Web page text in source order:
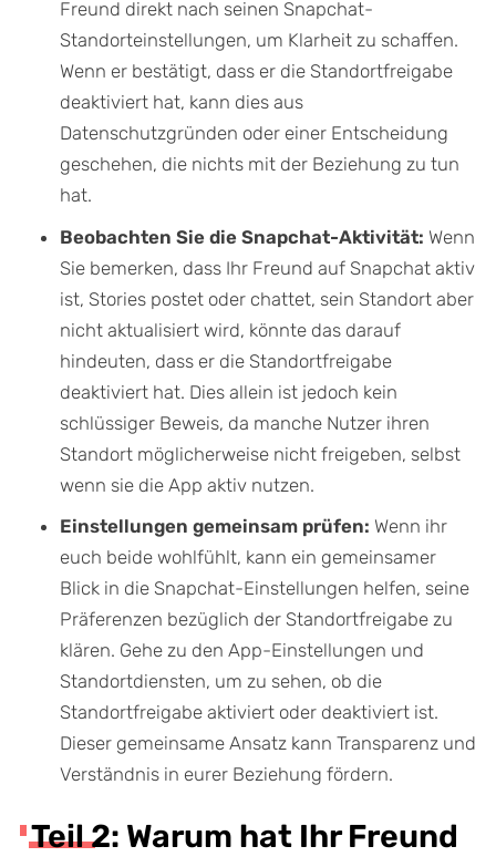
Freund direkt nach seinen Snapchat-
Standorteinstellungen, um Klarheit zu schaffen.
Wenn er bestätigt, dass er die Standortfreigabe
deaktiviert hat, kann dies aus
Datenschutzgründen oder einer Entscheidung
geschehen, die nichts mit der Beziehung zu tun
hat.
Beobachten Sie die Snapchat-Aktivität: Wenn
Sie bemerken, dass Ihr Freund auf Snapchat aktiv
ist, Stories postet oder chattet, sein Standort aber
nicht aktualisiert wird, könnte das darauf
hindeuten, dass er die Standortfreigabe
deaktiviert hat. Dies allein ist jedoch kein
schlüssiger Beweis, da manche Nutzer ihren
Standort möglicherweise nicht freigeben, selbst
wenn sie die App aktiv nutzen.
Einstellungen gemeinsam prüfen: Wenn ihr
euch beide wohlfühlt, kann ein gemeinsamer
Blick in die Snapchat-Einstellungen helfen, seine
Präferenzen bezüglich der Standortfreigabe zu
klären. Gehe zu den App-Einstellungen und
Standortdiensten, um zu sehen, ob die
Standortfreigabe aktiviert oder deaktiviert ist.
Dieser gemeinsame Ansatz kann Transparenz und
Verständnis in eurer Beziehung fördern.
Teil 2: Warum hat Ihr Freund